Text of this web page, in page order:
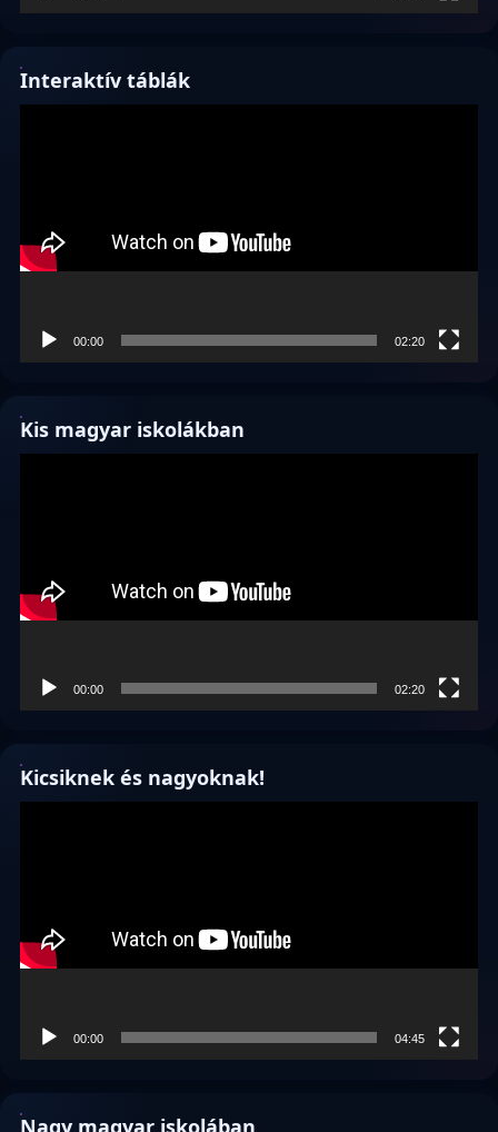
Interaktív táblák
00:00 02:20
Kis magyar iskolákban
00:00 02:20
Kicsiknek és nagyoknak!
00:00 04:45
Nagy magyar iskolában